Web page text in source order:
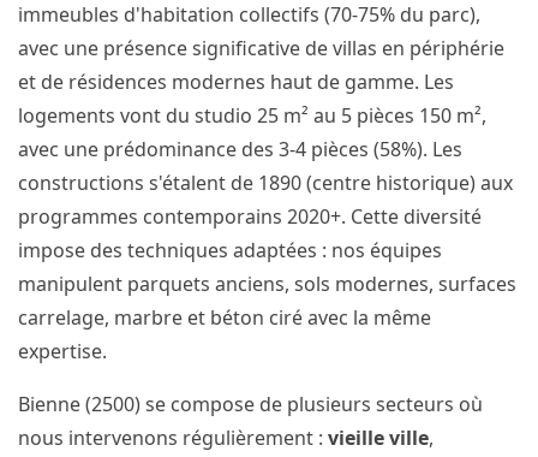
immeubles d'habitation collectifs (70-75% du parc),
avec une présence significative de villas en périphérie
et de résidences modernes haut de gamme. Les
logements vont du studio 25 m² au 5 pièces 150 m²,
avec une prédominance des 3-4 pièces (58%). Les
constructions s'étalent de 1890 (centre historique) aux
programmes contemporains 2020+. Cette diversité
impose des techniques adaptées : nos équipes
manipulent parquets anciens, sols modernes, surfaces
carrelage, marbre et béton ciré avec la même
expertise.
Bienne (2500) se compose de plusieurs secteurs où
nous intervenons régulièrement : vieille ville,